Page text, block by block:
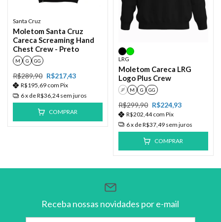
Santa Cruz
Moletom Santa Cruz
Careca Screaming Hand
Chest Crew - Preto
M G GG
R$289,90 R$217,43
R$195,69 com Pix
6x deR$36,24 sem juros
COMPRAR
LRG
Moletom Careca LRG
Logo Plus Crew
P M G GG
R$299,90 R$224,93
R$202,44com Pix
6x deR$37,49 sem juros
COMPRAR
Receba nossas novidades por e-mail